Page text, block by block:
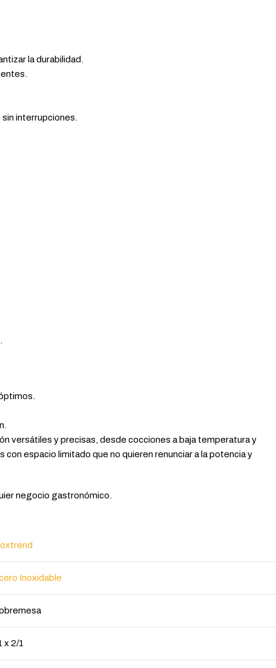
la durabilidad.
interrupciones.
versátiles y precisas, desde cocciones a baja temperatura y
espacio limitado que no quieren renunciar a la potencia y
negocio gastronómico.
Inoxidable
x 2/1